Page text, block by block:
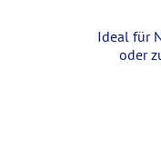
Ideal für
oder